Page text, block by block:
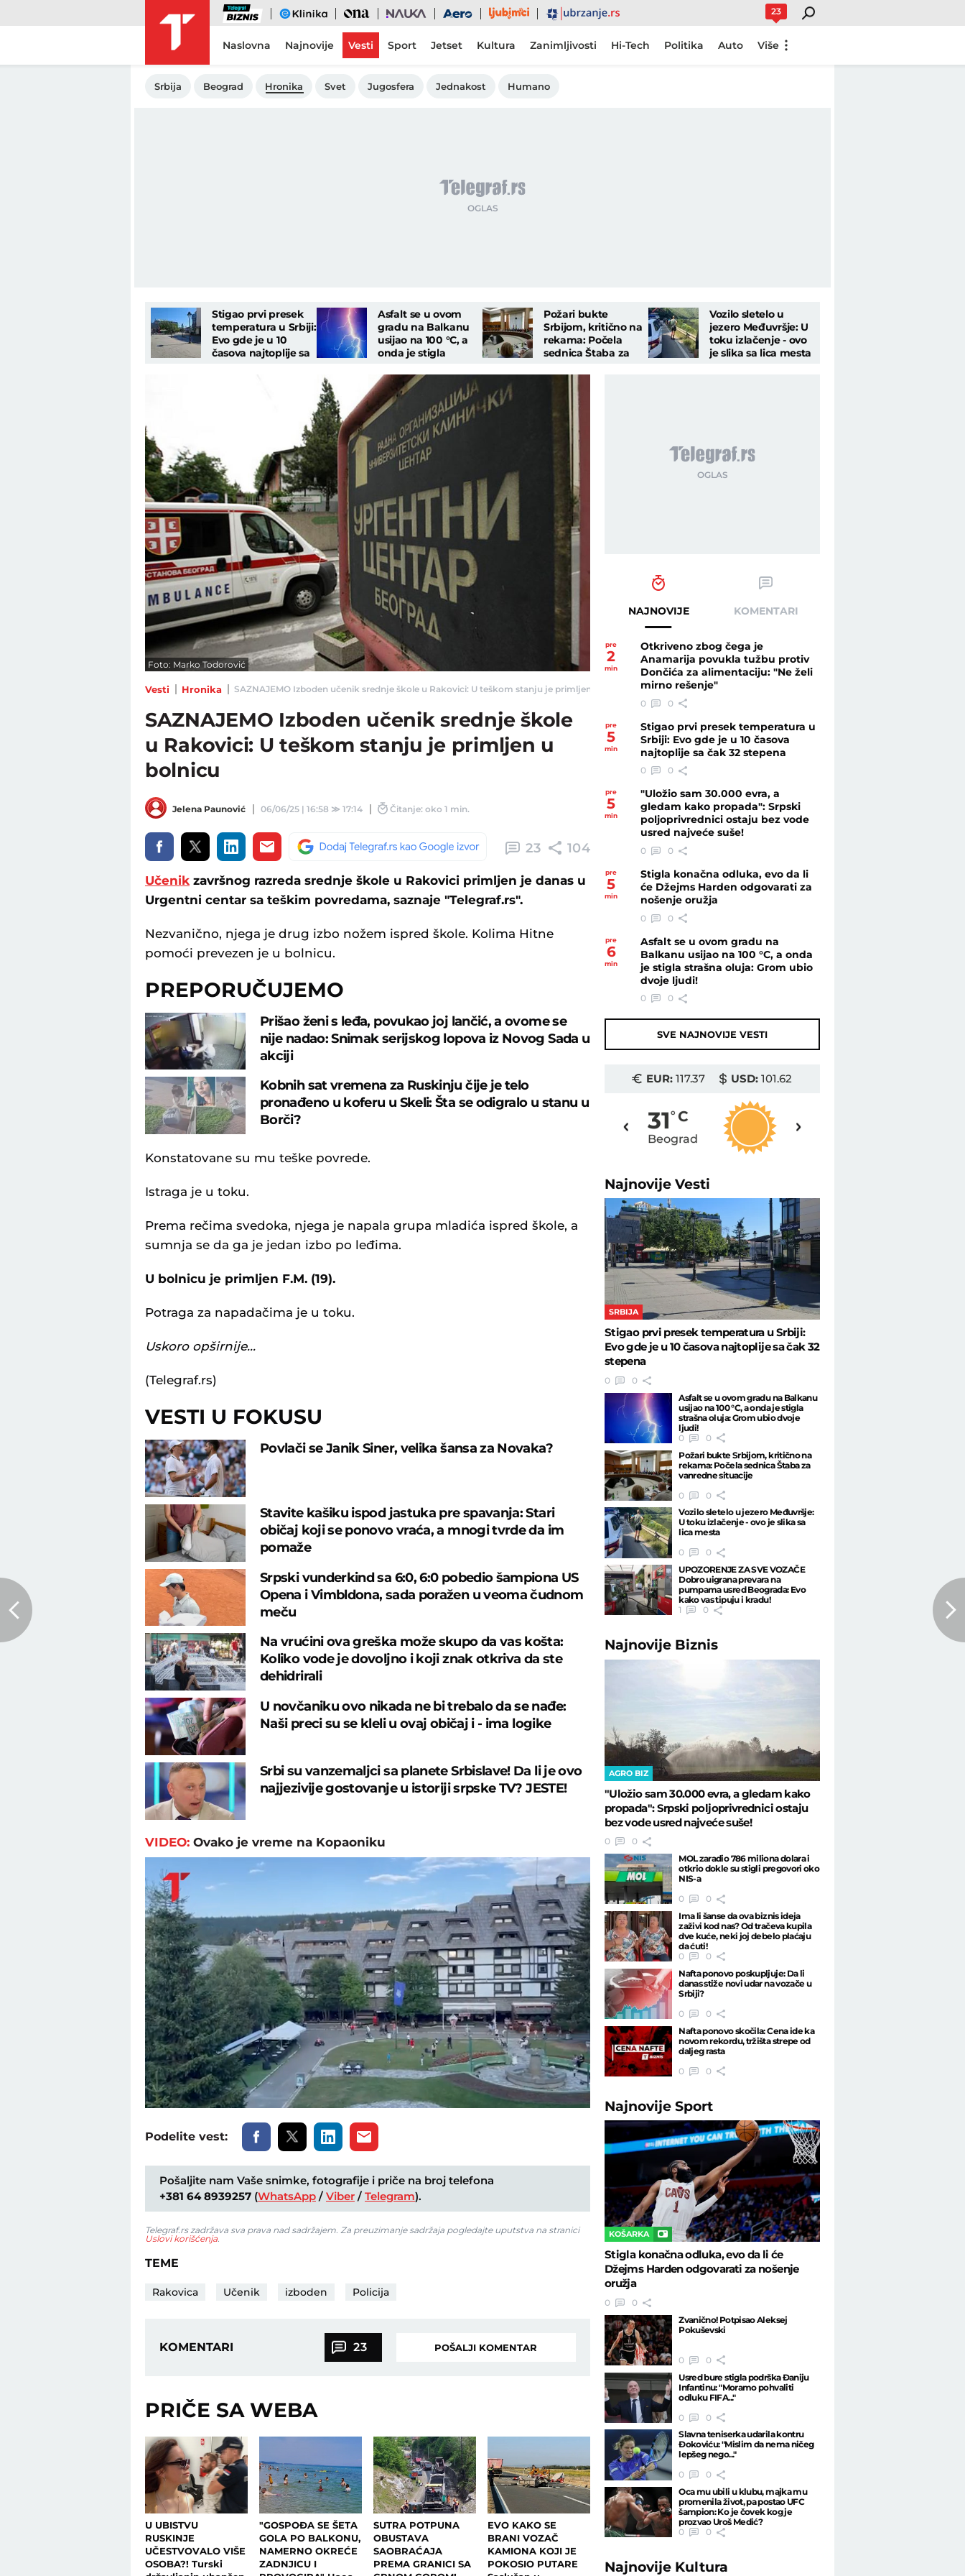
Biznis eKlinika Ona Nauka Aero Ljubimci Ubrzanje 23
Naslovna Najnovije Vesti Sport Jetset Kultura Zanimljivosti Hi-Tech Politika Auto Više
Srbija Beograd Hronika Svet Jugosfera Jednakost Humano
Stigao prvi presek
temperatura u Srbiji:
Evo gde je u 10
časova najtoplije sa
Asfalt se u ovom
gradu na Balkanu
usijao na 100 °C, a
onda je stigla
ubio dvoje ljudi!
Požari bukte
Srbijom, kritično na
rekama: Počela
sednica Štaba za
Vozilo sletelo u
jezero Međuvršje: U
toku izlačenje - ovo
je slika sa lica mesta
Foto: Marko Todorović
Vesti Hronika SAZNAJEMO Izboden učenik srednje škole u Rakovici: U teškom stanju je primljen u bolnicu - Vesti - Telegraf.rs
SAZNAJEMO Izboden učenik srednje škole
u Rakovici: U teškom stanju je primljen u
bolnicu
Jelena Paunović 06/06/25 | 16:58 ≫ 17:14 Čitanje: oko 1 min.
23 104
Učenik završnog razreda srednje škole u Rakovici primljen je danas u
Urgentni centar sa teškim povredama, saznaje "Telegraf.rs".
Nezvanično, njega je drug izbo nožem ispred škole. Kolima Hitne
pomoći prevezen je u bolnicu.
PREPORUČUJEMO
Prišao ženi s leđa, povukao joj lančić, a ovome se
nije nadao: Snimak serijskog lopova iz Novog Sada u
akciji
Kobnih sat vremena za Ruskinju čije je telo
pronađeno u koferu u Skeli: Šta se odigralo u stanu u
Borči?
Konstatovane su mu teške povrede.
Istraga je u toku.
Prema rečima svedoka, njega je napala grupa mladića ispred škole, a
sumnja se da ga je jedan izbo po leđima.
U bolnicu je primljen F.M. (19).
Potraga za napadačima je u toku.
Uskoro opširnije...
(Telegraf.rs)
VESTI U FOKUSU
Povlači se Janik Siner, velika šansa za Novaka?
Stavite kašiku ispod jastuka pre spavanja: Stari
običaj koji se ponovo vraća, a mnogi tvrde da im
pomaže
Srpski vunderkind sa 6:0, 6:0 pobedio šampiona US
Opena i Vimbldona, sada poražen u veoma čudnom
meču
Na vrućini ova greška može skupo da vas košta:
Koliko vode je dovoljno i koji znak otkriva da ste
dehidrirali
U novčaniku ovo nikada ne bi trebalo da se nađe:
Naši preci su se kleli u ovaj običaj i - ima logike
Srbi su vanzemaljci sa planete Srbislave! Da li je ovo
najjezivije gostovanje u istoriji srpske TV? JESTE!
VIDEO: Ovako je vreme na Kopaoniku
Unmute Loaded:
100.00%
Podelite vest:
Pošaljite nam Vaše snimke, fotografije i priče na broj telefona
+381 64 8939257 (WhatsApp / Viber / Telegram).
Telegraf.rs zadržava sva prava nad sadržajem. Za preuzimanje sadržaja pogledajte uputstva na stranici
Uslovi korišćenja
TEME
Rakovica Učenik izboden Policija
KOMENTARI 23 POŠALJI KOMENTAR
PRIČE SA WEBA
U UBISTVU
RUSKINJE
UČESTVOVALO VIŠE
OSOBA?! Turski
"GOSPOĐA SE ŠETA
GOLA PO BALKONU,
NAMERNO OKREĆE
ZADNJICU I
SUTRA POTPUNA
OBUSTAVA
SAOBRAĆAJA
PREMA GRANICI SA
EVO KAKO SE
BRANI VOZAČ
KAMIONA KOJI JE
POKOSIO PUTARE
NAJNOVIJE KOMENTARI
pre
2
min
Otkriveno zbog čega je
Anamarija povukla tužbu protiv
Dončića za alimentaciju: "Ne želi
mirno rešenje"
0 0
pre
5
min
Stigao prvi presek temperatura u
Srbiji: Evo gde je u 10 časova
najtoplije sa čak 32 stepena
0 0
pre
5
min
"Uložio sam 30.000 evra, a
gledam kako propada": Srpski
poljoprivrednici ostaju bez vode
usred najveće suše!
0 0
pre
5
min
Stigla konačna odluka, evo da li
će Džejms Harden odgovarati za
nošenje oružja
0 0
pre
6
min
Asfalt se u ovom gradu na
Balkanu usijao na 100 °C, a onda
je stigla strašna oluja: Grom ubio
dvoje ljudi!
0 0
SVE NAJNOVIJE VESTI
EUR:117.37 USD: 101.62
31 o C
Beograd
NajnovijeVesti
SRBIJA
Stigao prvi presek temperatura u Srbiji:
Evo gde je u 10 časova najtoplije sa čak 32
stepena
0
0
Asfalt se u ovom gradu na Balkanu
usijao na 100 °C, a onda je stigla
strašna oluja: Grom ubio dvoje
ljudi!
0
0
Požari bukte Srbijom, kritično na
rekama: Počela sednica Štaba za
vanredne situacije
0
0
Vozilo sletelo u jezero Međuvršje:
U toku izlačenje - ovo je slika sa
lica mesta
0
0
UPOZORENJE ZA SVE VOZAČE
Dobro uigrana prevara na
pumpama usred Beograda: Evo
kako vas tipuju i kradu!
1
0
Najnovije Biznis
AGRO BIZ
"Uložio sam 30.000 evra, a gledam kako
propada": Srpski poljoprivrednici ostaju
bez vode usred najveće suše!
0
0
MOL zaradio 786 miliona dolara i
otkrio dokle su stigli pregovori oko
NIS-a
0
0
Ima li šanse da ova biznis ideja
zaživi kod nas? Od tračeva kupila
dve kuće, neki joj debelo plaćaju
da ćuti!
0
0
Nafta ponovo poskupljuje: Da li
danas stiže novi udar na vozače u
Srbiji?
0
0
Nafta ponovo skočila: Cena ide ka
novom rekordu, tržišta strepe od
daljeg rasta
0
0
NajnovijeSport
KOŠARKA
Stigla konačna odluka, evo da li će
Džejms Harden odgovarati za nošenje
oružja
0
0
Zvanično! Potpisao Aleksej
Pokuševski
0
0
Usred bure stigla podrška Đaniju
Infantinu: "Moramo pohvaliti
odluku FIFA..."
0
0
Slavna teniserka udarila kontru
Đokoviću: "Mislim da nema ničeg
lepšeg nego..."
0
0
Oca mu ubili u klubu, majka mu
promenila život, pa postao UFC
šampion: Ko je čovek kog je
prozvao Uroš Medić?
0
0
Najnovije Kultura